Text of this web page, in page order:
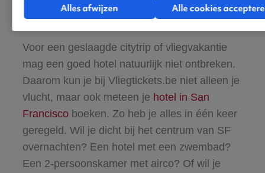
slapen?
Voor een geslaagde citytrip of vliegvakantie
mag een goed hotel natuurlijk niet ontbreken.
Daarom kun je bij Vliegtickets.be niet alleen je
vlucht, maar ook meteen je hotel in San
Franciscoboeken. Zo heb je alles in één keer
geregeld. Wil je dicht bij het centrum van SF
overnachten? Een hotel met een zwembad?
Een 2-persoonskamer met airco? Of wil je
Alles afwijzen Alle cookies